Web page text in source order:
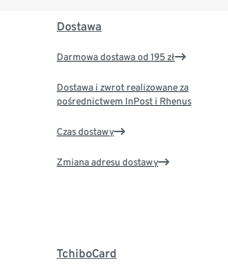
Dostawa
Darmowa dostawa od 195 zł
Dostawa i zwrot realizowane za
pośrednictwem InPost i Rhenus
Czas dostawy
Zmiana adresu dostawy
TchiboCard